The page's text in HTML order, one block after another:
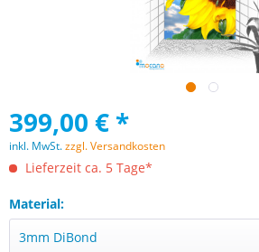
399,00 € *
inkl. MwSt.zzgl. Versandkosten
Lieferzeit ca. 5 Tage*
Material: